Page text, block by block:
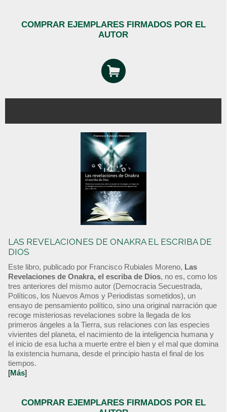
COMPRAR EJEMPLARES FIRMADOS POR EL
AUTOR
LAS REVELACIONES DE ONAKRA EL ESCRIBA DE
DIOS
Este libro, publicado por Francisco Rubiales Moreno, Las
Revelaciones de Onakra, el escriba de Dios, no es, como los
tres anteriores del mismo autor (Democracia Secuestrada,
Políticos, los Nuevos Amos y Periodistas sometidos), un
ensayo de pensamiento político, sino una original narración que
recoge misteriosas revelaciones sobre la llegada de los
primeros ángeles a la Tierra, sus relaciones con las especies
vivientes del planeta, el nacimiento de la inteligencia humana y
el inicio de esa lucha a muerte entre el bien y el mal que domina
la existencia humana, desde el principio hasta el final de los
tiempos.
[Más]
COMPRAR EJEMPLARES FIRMADOS POR EL